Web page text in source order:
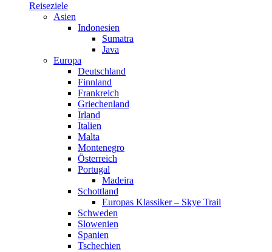
Reiseziele
Asien
Indonesien
Sumatra
Java
Europa
Deutschland
Finnland
Frankreich
Griechenland
Irland
Italien
Malta
Montenegro
Österreich
Portugal
Madeira
Schottland
Europas Klassiker – Skye Trail
Schweden
Slowenien
Spanien
Tschechien